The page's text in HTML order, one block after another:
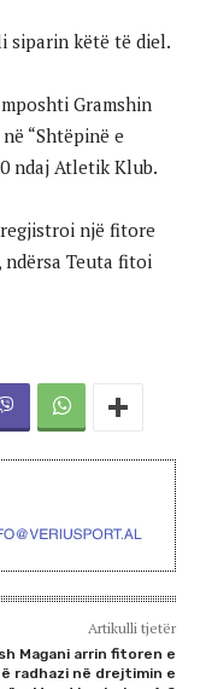
siparin këtë të diel.
Gramshin
“Shtëpinë e
ndaj Atletik Klub.
një fitore
Teuta fitoi
Artikulli tjetër
Magani arrin fitoren e
radhazi në drejtimin e